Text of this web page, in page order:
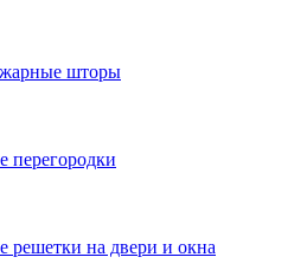
шторы
перегородки
решетки на двери и окна